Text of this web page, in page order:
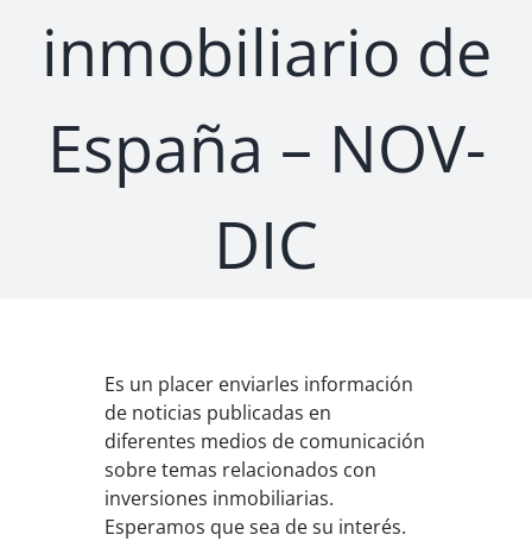
inmobiliario de
España – NOV-
DIC
Es un placer enviarles información
de noticias publicadas en
diferentes medios de comunicación
sobre temas relacionados con
inversiones inmobiliarias.
Esperamos que sea de su interés.